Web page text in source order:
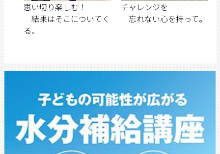
思い切り楽しむ！
結果はそこについてく
る。
チャレンジを
忘れない心を持って。